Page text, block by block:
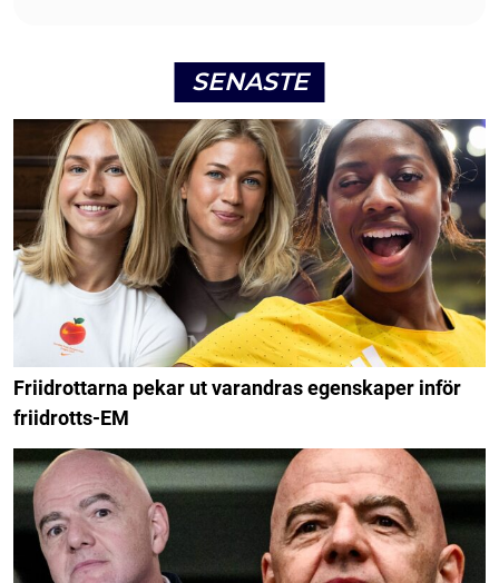
SENASTE
Friidrottarna pekar ut varandras egenskaper inför
friidrotts-EM